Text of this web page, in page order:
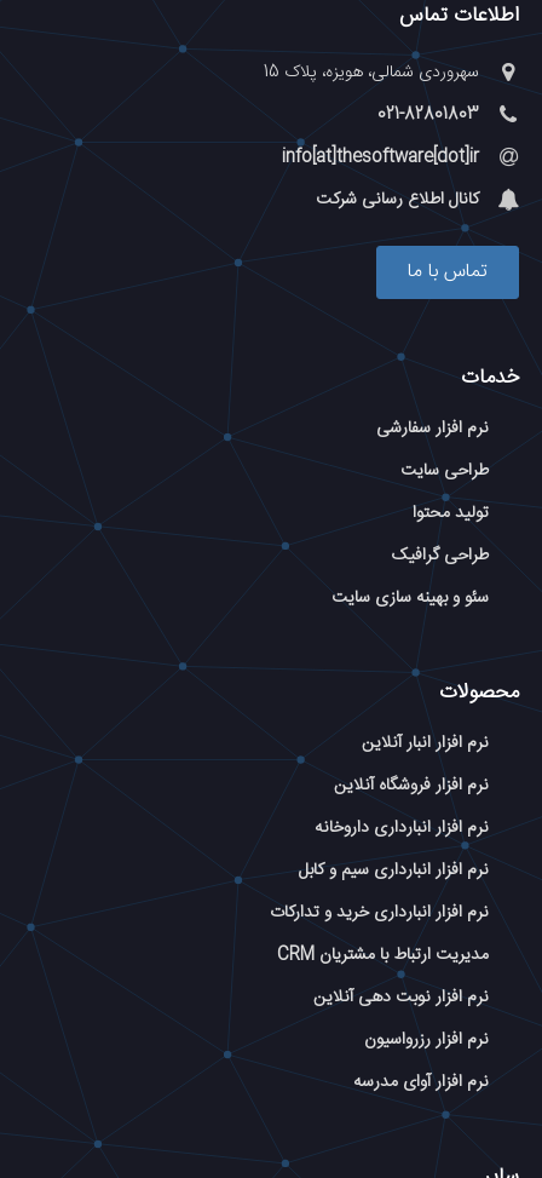
اطلاعات تماس
سهروردی شمالی، هویزه، پلاک 15
021-82801803
info[at]thesoftware[dot]ir
کانال اطلاع رسانی شرکت
تماس با ما
خدمات
نرم افزار سفارشی
طراحی سایت
تولید محتوا
طراحی گرافیک
سئو و بهینه سازی سایت
محصولات
نرم افزار انبار آنلاین
نرم افزار فروشگاه آنلاین
نرم افزار انبارداری داروخانه
نرم افزار انبارداری سیم و کابل
نرم افزار انبارداری خرید و تدارکات
مدیریت ارتباط با مشتریان CRM
نرم افزار نوبت دهی آنلاین
نرم افزار رزرواسیون
نرم افزار آوای مدرسه